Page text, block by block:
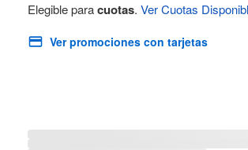
Elegible paracuotas. Ver Cuotas
Ver promociones con tarjetas